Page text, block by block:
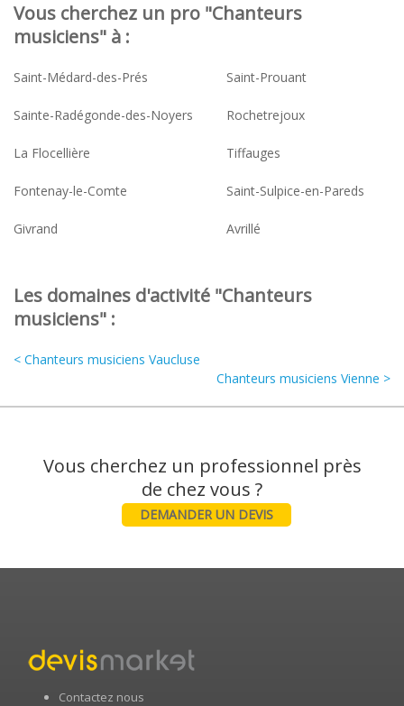
Vous cherchez un pro "Chanteurs
musiciens" à :
Saint-Médard-des-Prés Saint-Prouant
Sainte-Radégonde-des-Noyers Rochetrejoux
La Flocellière Tiffauges
Fontenay-le-Comte Saint-Sulpice-en-Pareds
Givrand Avrillé
Les domaines d'activité "Chanteurs
musiciens" :
< Chanteurs musiciens Vaucluse
Chanteurs musiciens Vienne >
Vous cherchez un professionnel près
DEMANDER UN DEVIS
Contactez nous